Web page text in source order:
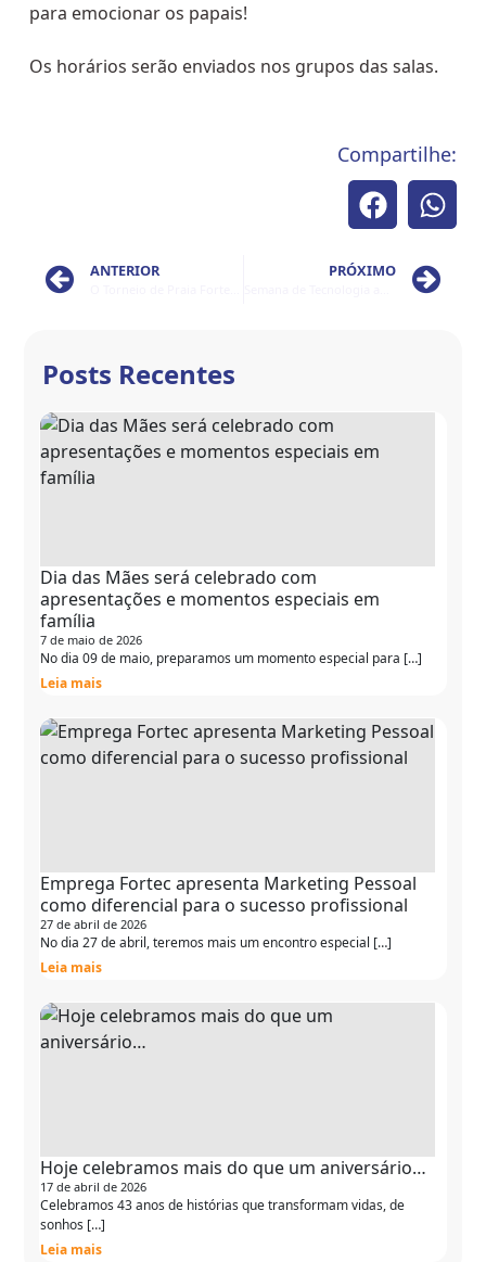
para emocionar os papais!
Os horários serão enviados nos grupos das salas.
Compartilhe:
ANTERIOR PRÓXIMO
Posts Recentes
Dia das Mães será celebrado com
apresentações e momentos especiais em
família
7 de maio de 2026
No dia 09 de maio, preparamos um momento especial para […]
Leia mais
Emprega Fortec apresenta Marketing Pessoal
como diferencial para o sucesso profissional
27 de abril de 2026
No dia 27 de abril, teremos mais um encontro especial […]
Leia mais
Hoje celebramos mais do que um aniversário…
17 de abril de 2026
Celebramos 43 anos de histórias que transformam vidas, de
sonhos […]
Leia mais